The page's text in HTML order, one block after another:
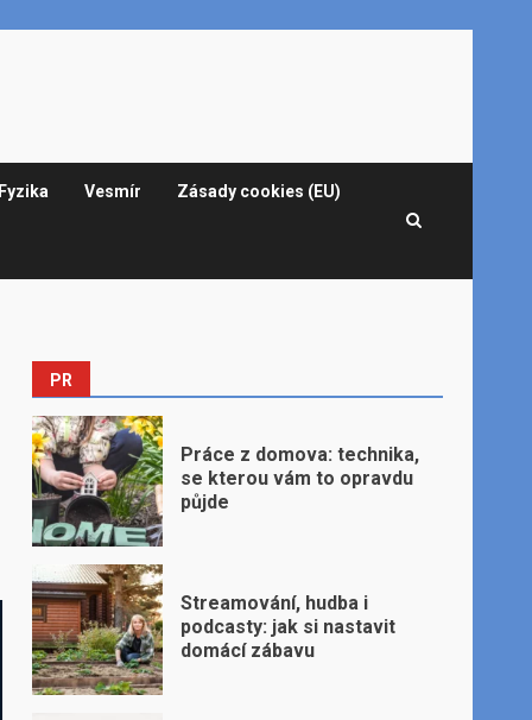
Vesmír Zásady cookies (EU)
PR
Práce z domova: technika,
se kterou vám to opravdu
půjde
Streamování, hudba i
podcasty: jak si nastavit
domácí zábavu